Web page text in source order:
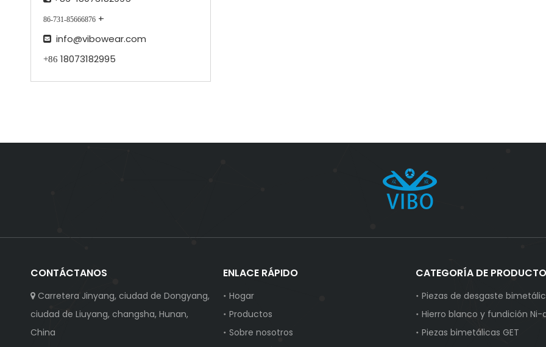
86-731-85666876 +
 info@vibowear.com
+86 18073182995
CONTÁCTANOS
 Carretera Jinyang, ciudad de Dongyang,
ciudad de Liuyang, changsha, Hunan,
China
ENLACE RÁPIDO
Hogar
Productos
Sobre nosotros
CATEGORÍA DE PRODUCTO
Piezas de desgaste
Hierro blanco y fundición Ni-
Piezas bimetálicas GET